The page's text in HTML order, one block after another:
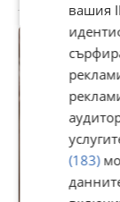
вашия
(183)